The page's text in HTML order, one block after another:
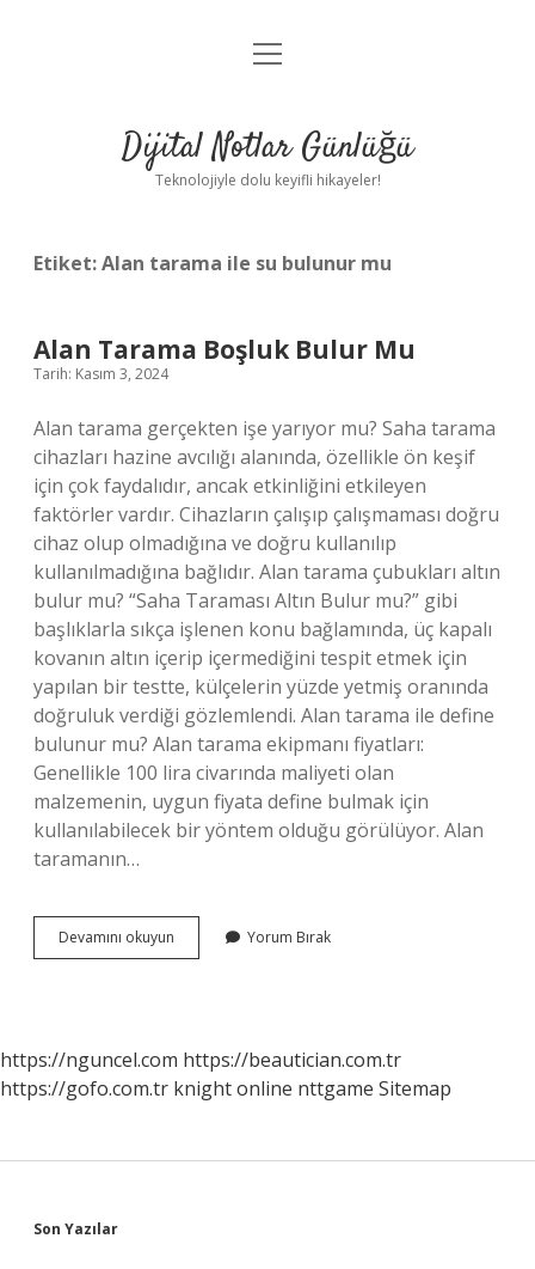
Anasayfa
Yasal Uyarı
menüyü
Dijital Notlar Günlüğü
Teknolojiyle dolu keyifli hikayeler!
Etiket:Alan tarama ile su bulunur mu
Alan Tarama Boşluk Bulur Mu
Tarih: Kasım 3, 2024
Alan tarama gerçekten işe yarıyor mu? Saha tarama
cihazları hazine avcılığı alanında, özellikle ön keşif
için çok faydalıdır, ancak etkinliğini etkileyen
faktörler vardır. Cihazların çalışıp çalışmaması doğru
cihaz olup olmadığına ve doğru kullanılıp
kullanılmadığına bağlıdır. Alan tarama çubukları altın
bulur mu? “Saha Taraması Altın Bulur mu?” gibi
başlıklarla sıkça işlenen konu bağlamında, üç kapalı
kovanın altın içerip içermediğini tespit etmek için
yapılan bir testte, külçelerin yüzde yetmiş oranında
doğruluk verdiği gözlemlendi. Alan tarama ile define
bulunur mu? Alan tarama ekipmanı fiyatları:
Genellikle 100 lira civarında maliyeti olan
malzemenin, uygun fiyata define bulmak için
kullanılabilecek bir yöntem olduğu görülüyor. Alan
taramanın…
Devamını okuyun
Tarama
Yorum Bırak
https://nguncel.com https://beautician.com.tr
https://gofo.com.tr knight online nttgame Sitemap
Sidebar
Son Yazılar